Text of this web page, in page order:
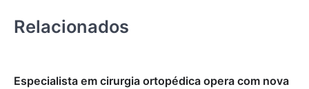
Relacionados
Especialista em cirurgia ortopédica opera com nova